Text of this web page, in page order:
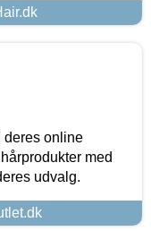
deres online
med
udvalg.